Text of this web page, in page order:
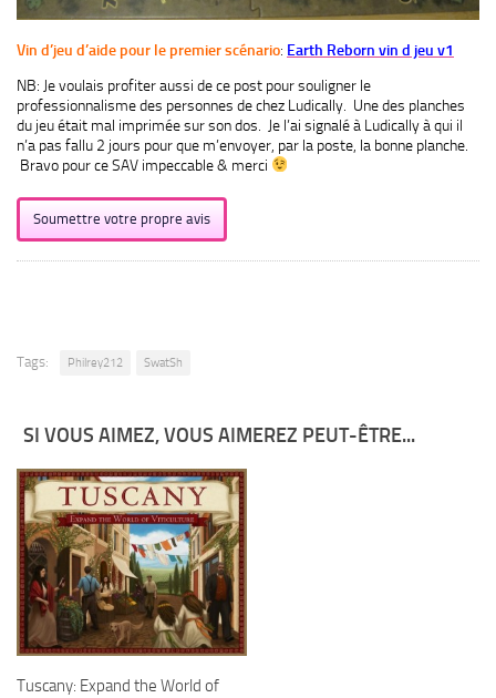
Vin d’jeu d’aide pour le premier scénario: Earth Reborn vin d jeu v1
NB: Je voulais profiter aussi de ce post pour souligner le
professionnalisme des personnes de chez Ludically. Une des planches
du jeu était mal imprimée sur son dos. Je l’ai signalé à Ludically à qui il
n’a pas fallu 2 jours pour que m’envoyer, par la poste, la bonne planche.
Bravo pour ce SAV impeccable & merci
Soumettre votre propre avis
Tags: Philrey212 SwatSh
SI VOUS AIMEZ, VOUS AIMEREZ PEUT-ÊTRE...
Tuscany: Expand the World of